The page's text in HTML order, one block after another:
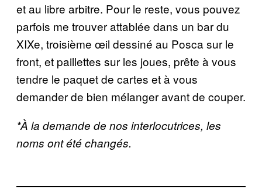
et au libre arbitre. Pour le reste, vous pouvez
parfois me trouver attablée dans un bar du
XIXe, troisième œil dessiné au Posca sur le
front, et paillettes sur les joues, prête à vous
tendre le paquet de cartes et à vous
demander de bien mélanger avant de couper.
*À la demande de nos interlocutrices, les
noms ont été changés.